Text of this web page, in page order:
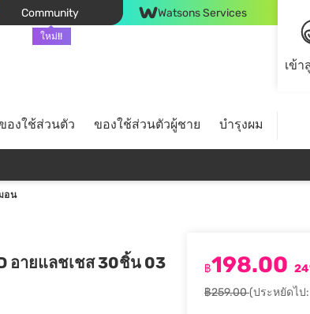
Community
ใหม่!!
Watsons Services
เข้า
องใช้ส่วนตัว ของใช้ส่วนตัวผู้ชาย บำรุงผม ไล
อน
อายแลชเชส 30ชิ้น 03
฿198.00
฿259.00(ประหยัดไป